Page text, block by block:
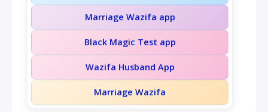
Marriage Wazifa app
Black Magic Test app
Wazifa Husband App
Marriage Wazifa